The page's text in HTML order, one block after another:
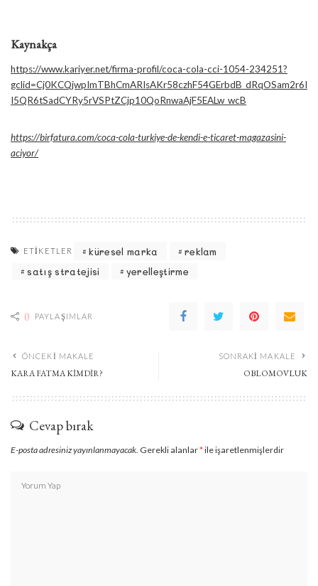
Kaynakça
https://www.kariyer.net/firma-profil/coca-cola-cci-1054-234251?
gclid=Cj0KCQjwpImTBhCmARIsAKr58czhF54GErbdB_dRqOSam2r6I
I5QR6tSadCYRy5rVSPtZCjp10QoRnwaAjF5EALw_wcB
https://birfatura.com/coca-cola-turkiye-de-kendi-e-ticaret-magazasini-
aciyor/
ETIKETLER küresel marka
reklam
satış stratejisi
yerelleştirme
0 PAYLAŞIMLAR
ÖNCEKI MAKALE
KARA FATMA KIMDIR?
SONRAKI MAKALE
OBLOMOVLUK
Cevap bırak
E-posta adresiniz yayınlanmayacak. Gerekli alanlar*ile işaretlenmişlerdir